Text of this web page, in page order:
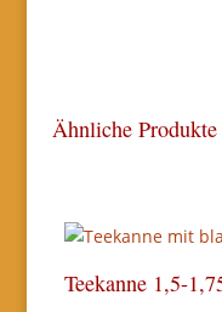
Ähnliche Produkte
Teekanne 1,5-